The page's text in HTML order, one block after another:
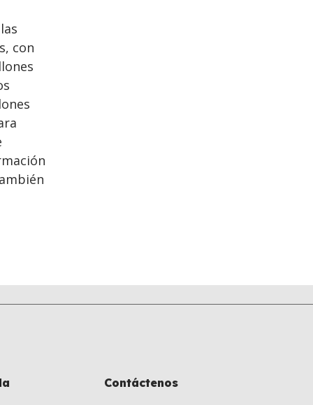
con
Contáctenos